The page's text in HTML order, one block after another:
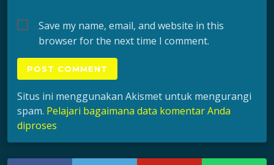
Save my name, email, and website in this
browser for the next time I comment.
Situs ini menggunakan Akismet untuk mengurangi
spam. Pelajari bagaimana data komentar Anda
diproses